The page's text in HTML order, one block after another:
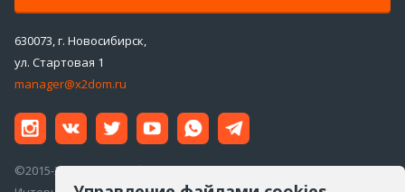
630073, г. Новосибирск,
ул. Стартовая 1
manager@x2dom.ru
©2015-2026 ООО «ДаблДом»